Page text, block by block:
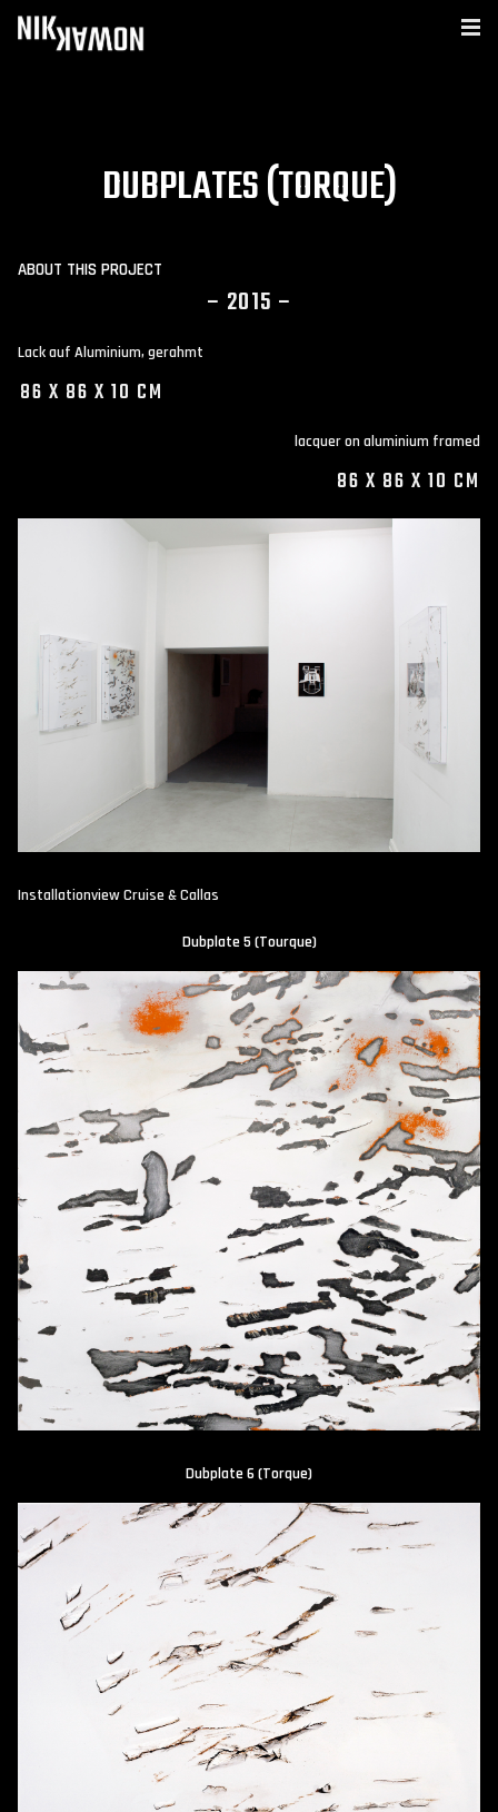
DUBPLATES (TORQUE)
ABOUT THIS PROJECT
– 2015 –
Lack auf Aluminium, gerahmt
86 X 86 X 10 CM
lacquer on aluminium framed
86 X 86 X 10 CM
Installationview Cruise & Callas
Dubplate 5 (Tourque)
Dubplate 6 (Torque)